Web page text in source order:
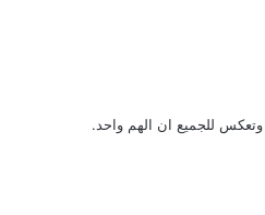
للجميع ان الهم واحد.